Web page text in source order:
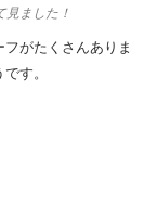
見ました！
がたくさんありま
す。